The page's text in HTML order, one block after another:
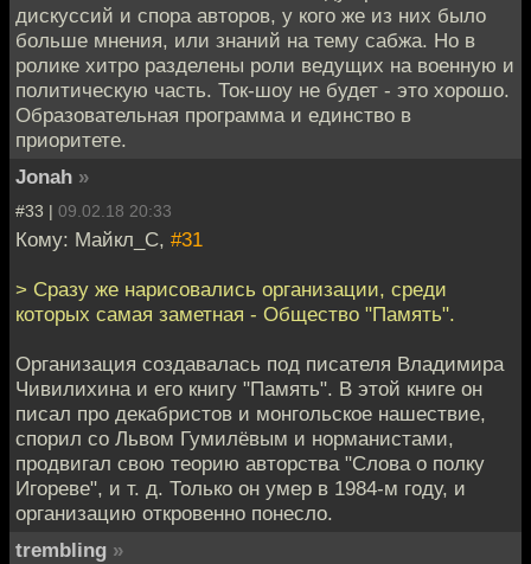
дискуссий и спора авторов, у кого же из них было
больше мнения, или знаний на тему сабжа. Но в
ролике хитро разделены роли ведущих на военную и
политическую часть. Ток-шоу не будет - это хорошо.
Образовательная программа и единство в
приоритете.
Jonah »
#33 | 09.02.18 20:33
Кому: Майкл_С, #31
> Сразу же нарисовались организации, среди
которых самая заметная - Общество "Память".
Организация создавалась под писателя Владимира
Чивилихина и его книгу "Память". В этой книге он
писал про декабристов и монгольское нашествие,
спорил со Львом Гумилёвым и норманистами,
продвигал свою теорию авторства "Слова о полку
Игореве", и т. д. Только он умер в 1984-м году, и
организацию откровенно понесло.
trembling »